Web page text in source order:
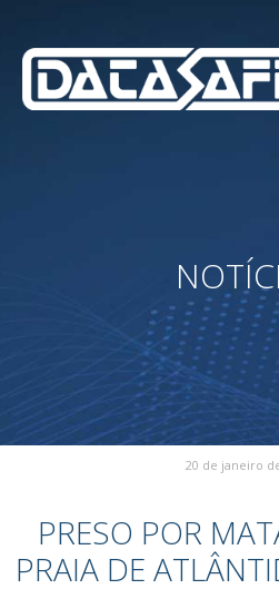
20 de janeiro
PRESO POR
PRAIA DE